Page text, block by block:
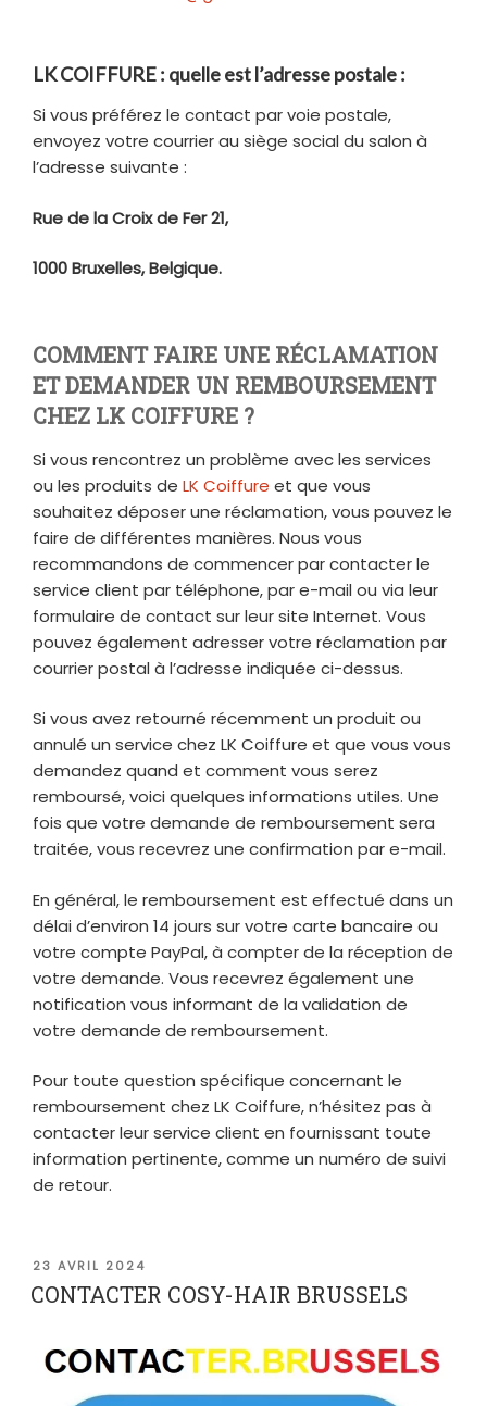
LK COIFFURE : quelle est l’adresse postale :
Si vous préférez le contact par voie postale,
envoyez votre courrier au siège social du salon à
l’adresse suivante :
Rue de la Croix de Fer 21,
1000 Bruxelles, Belgique.
COMMENT FAIRE UNE RÉCLAMATION
ET DEMANDER UN REMBOURSEMENT
CHEZ LK COIFFURE ?
Si vous rencontrez un problème avec les services
ou les produits de LK Coiffure et que vous
souhaitez déposer une réclamation, vous pouvez le
faire de différentes manières. Nous vous
recommandons de commencer par contacter le
service client par téléphone, par e-mail ou via leur
formulaire de contact sur leur site Internet. Vous
pouvez également adresser votre réclamation par
courrier postal à l’adresse indiquée ci-dessus.
Si vous avez retourné récemment un produit ou
annulé un service chez LK Coiffure et que vous vous
demandez quand et comment vous serez
remboursé, voici quelques informations utiles. Une
fois que votre demande de remboursement sera
traitée, vous recevrez une confirmation par e-mail.
En général, le remboursement est effectué dans un
délai d’environ 14 jours sur votre carte bancaire ou
votre compte PayPal, à compter de la réception de
votre demande. Vous recevrez également une
notification vous informant de la validation de
votre demande de remboursement.
Pour toute question spécifique concernant le
remboursement chez LK Coiffure, n’hésitez pas à
contacter leur service client en fournissant toute
information pertinente, comme un numéro de suivi
de retour.
PUBLIÉ
LE
23 AVRIL 2024
CONTACTER COSY-HAIR BRUSSELS